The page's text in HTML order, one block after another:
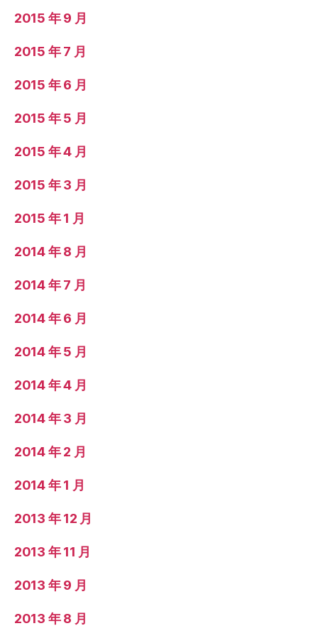
2015 年 9 月
2015 年 7 月
2015 年 6 月
2015 年 5 月
2015 年 4 月
2015 年 3 月
2015 年 1 月
2014 年 8 月
2014 年 7 月
2014 年 6 月
2014 年 5 月
2014 年 4 月
2014 年 3 月
2014 年 2 月
2014 年 1 月
2013 年 12 月
2013 年 11 月
2013 年 9 月
2013 年 8 月